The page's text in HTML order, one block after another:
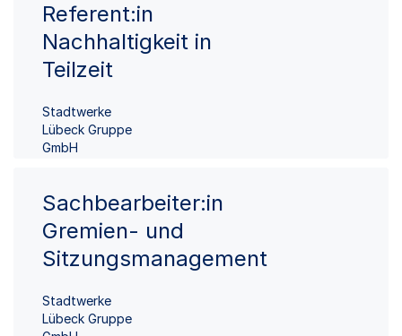
Referent:in
Nachhaltigkeit in
Teilzeit
Stadtwerke
Lübeck Gruppe
GmbH
Sachbearbeiter:in
Gremien- und
Sitzungsmanagement
Stadtwerke
Lübeck Gruppe